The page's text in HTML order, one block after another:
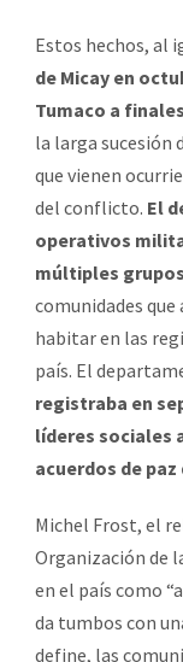
Estos hechos, al
de Micay en
Tumaco a
la larga sucesión
que vienen
del conflicto. El
operativos
múltiples
comunidades
habitar en las
país. El
registraba en
líderes sociales
acuerdos de paz
Michel Frost, el
Organización de
en el país como
da tumbos con
define, las